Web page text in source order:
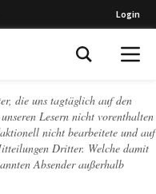
Login
die uns tagtäglich auf den
Lesern nicht vorenthalten
nicht bearbeitete und auf
Dritter. Welche damit
Absender außerhalb